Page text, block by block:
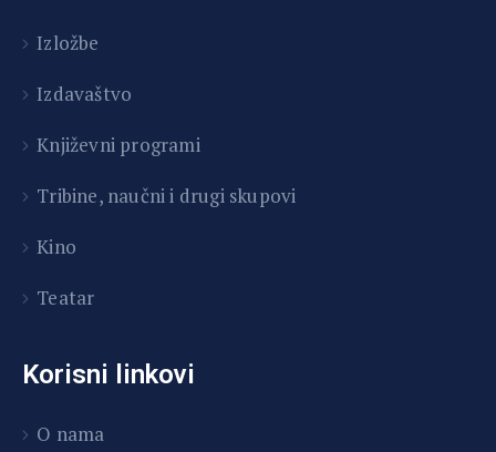
Izložbe
Izdavaštvo
Književni programi
Tribine, naučni i drugi skupovi
Kino
Teatar
Korisni linkovi
O nama